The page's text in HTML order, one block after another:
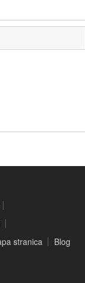
stranica Blog